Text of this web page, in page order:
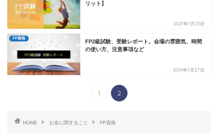
リット】
2021年1月23日
FP資格
FP2級試験、受験レポート。会場の雰囲気、時間
の使い方、注意事項など
2019年1月27日
1 2
HOME お金に関すること FP資格